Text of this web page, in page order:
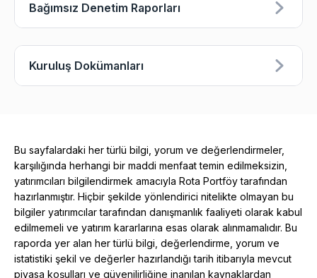
Bağımsız Denetim Raporları
Kuruluş Dokümanları
Bu sayfalardaki her türlü bilgi, yorum ve değerlendirmeler,
karşılığında herhangi bir maddi menfaat temin edilmeksizin,
yatırımcıları bilgilendirmek amacıyla Rota Portföy tarafından
hazırlanmıştır. Hiçbir şekilde yönlendirici nitelikte olmayan bu
bilgiler yatırımcılar tarafından danışmanlık faaliyeti olarak kabul
edilmemeli ve yatırım kararlarına esas olarak alınmamalıdır. Bu
raporda yer alan her türlü bilgi, değerlendirme, yorum ve
istatistiki şekil ve değerler hazırlandığı tarih itibarıyla mevcut
piyasa koşulları ve güvenilirliğine inanılan kaynaklardan